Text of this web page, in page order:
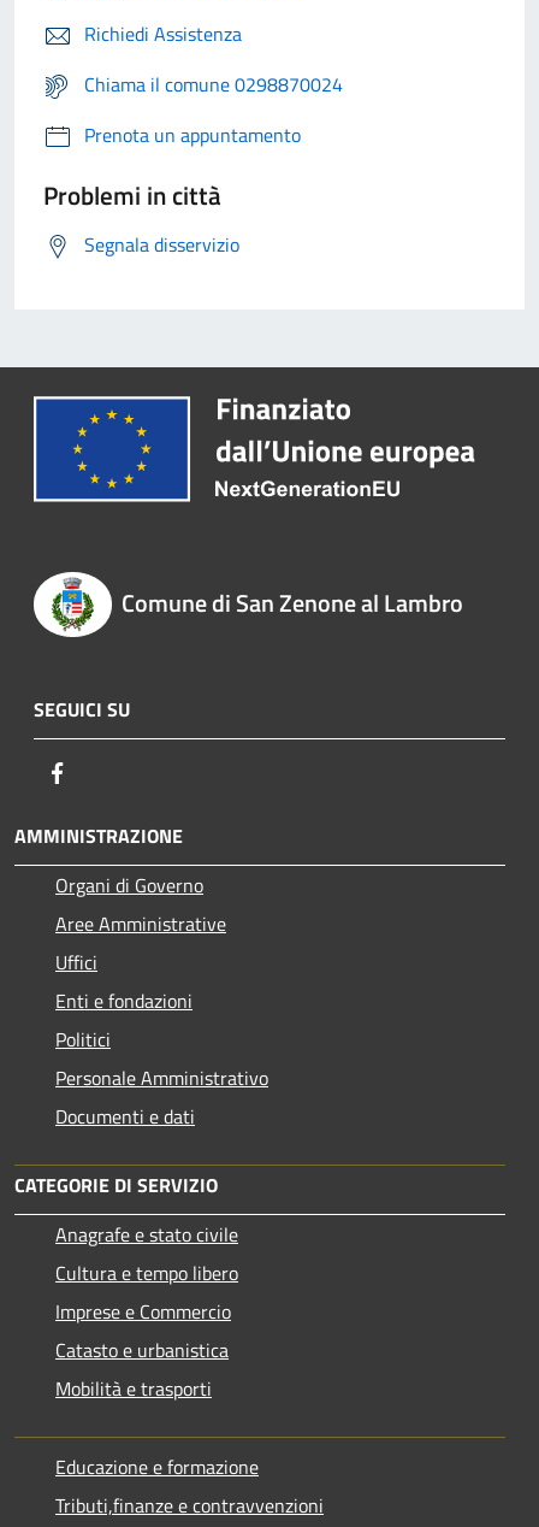
Richiedi Assistenza
Chiama il comune 0298870024
Prenota un appuntamento
Problemi in città
Segnala disservizio
Comune di San Zenone al Lambro
SEGUICI SU
AMMINISTRAZIONE
Organi di Governo
Aree Amministrative
Uffici
Enti e fondazioni
Politici
Personale Amministrativo
Documenti e dati
CATEGORIE DI SERVIZIO
Anagrafe e stato civile
Cultura e tempo libero
Imprese e Commercio
Catasto e urbanistica
Mobilità e trasporti
Educazione e formazione
Tributi,finanze e contravvenzioni